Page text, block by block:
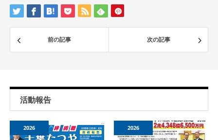
前の記事 次の記事
活動報告
2026 2026